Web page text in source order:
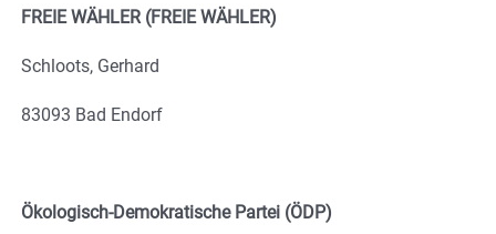
FREIE WÄHLER (FREIE WÄHLER)
Schloots, Gerhard
83093 Bad Endorf
Ökologisch-Demokratische Partei (ÖDP)